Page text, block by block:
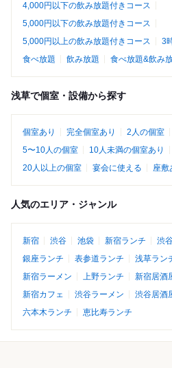
4,000円以下の飲み放題付きコース
5,000円以下の飲み放題付きコース
5,000円以上の飲み放題付きコース
3
食べ放題
飲み放題 食べ放題&飲み
浅草で個室・設備から探す
個室あり 完全個室あり 2人の個室
5〜10人の個室
10人未満の個室あり
20人以上の個室
宴会に使える 座敷
人気のエリア・ジャンル
新宿 渋谷 池袋 新宿ランチ 渋
銀座ランチ
表参道ランチ 浅草ラン
新宿ラーメン
上野ランチ 新宿居酒
新宿カフェ
渋谷ラーメン 渋谷居酒
六本木ランチ
恵比寿ランチ